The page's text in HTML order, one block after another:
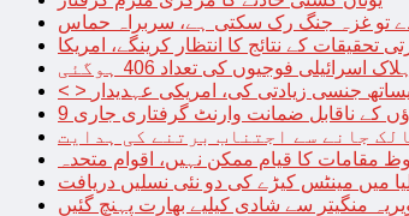
دے تو غزہ جنگ رک سکتی ہے، سربراہ حماس
کے نتائج کا انتظار کرینگے، امریکا
فوجیوں کی تعداد 406 ہوگئی
جنسی زیادتی کی، امریکی عہدیدار
مقامات کا قیام ممکن نہیں، اقوام متحدہ
میں مینٹس کیڑے کی دو نئی نسلیں دریافت
منگیتر سے شادی کیلیے بھارت پہنچ گئیں